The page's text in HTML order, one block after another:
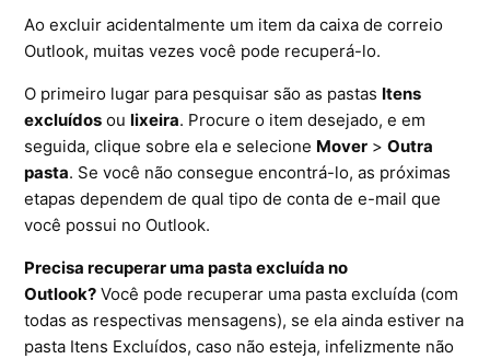
Microsoft 365
Segurança
Skymail Talk
Interno - Cloud Interno
Interno - CloudStack
Interno - Procedimentos Internos
Ao excluir acidentalmente um item da caixa de correio
Outlook, muitas vezes você pode recuperá-lo.
O primeiro lugar para pesquisar são as pastas Itens
excluídos oulixeira. Procure o item desejado, e em
seguida, clique sobre ela e selecione Mover >Outra
pasta. Se você não consegue encontrá-lo, as próximas
etapas dependem de qual tipo de conta de e-mail que
você possui no Outlook.
Precisa recuperar uma pasta excluída no
Outlook? Você pode recuperar uma pasta excluída (com
todas as respectivas mensagens), se ela ainda estiver na
pasta Itens Excluídos, caso não esteja, infelizmente não